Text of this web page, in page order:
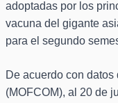
adoptadas por los
vacuna del gigante
para el segundo
De acuerdo con
(MOFCOM), al 20 de